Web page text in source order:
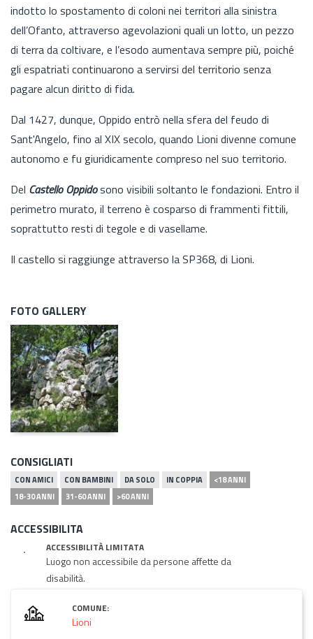
indotto lo spostamento di coloni nei territori alla sinistra
dell’Ofanto, attraverso agevolazioni quali un lotto, un pezzo
di terra da coltivare, e l’esodo aumentava sempre più, poiché
gli espatriati continuarono a servirsi del territorio senza
pagare alcun diritto di fida.
Dal 1427, dunque, Oppido entrò nella sfera del feudo di
Sant'Angelo, fino al XIX secolo, quando Lioni divenne comune
autonomo e fu giuridicamente compreso nel suo territorio.
Del Castello Oppidosono visibili soltanto le fondazioni. Entro il
perimetro murato, il terreno è cosparso di frammenti fittili,
soprattutto resti di tegole e di vasellame.
Il castello si raggiunge attraverso la SP368, di Lioni.
FOTO GALLERY
CONSIGLIATI
CON AMICI CON BAMBINI DA SOLO IN COPPIA
<18 ANNI
18-30 ANNI
31-60 ANNI >60 ANNI
ACCESSIBILITA
ACCESSIBILITÀ LIMITATA
Luogo non accessibile da persone affette da
disabilità.
COMUNE:
Lioni